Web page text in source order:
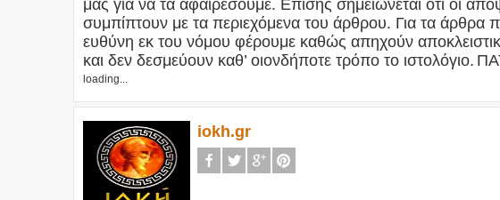
μας για να τα αφαιρέσουμε. Επίσης σημειώνεται ότι οι
συμπίπτουν με τα περιεχόμενα του άρθρου. Για τα άρθρα
ευθύνη εκ του νόμου φέρουμε καθώς απηχούν
και δεν δεσμεύουν καθ’ οιονδήποτε τρόπο το ιστολόγιο.
loading...
iokh.gr